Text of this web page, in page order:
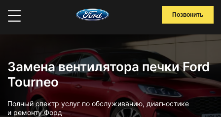
Позвонить
Замена вентилятора печки Ford
Tourneo
Полный спектр услуг по обслуживанию, диагностике
и ремонту Форд